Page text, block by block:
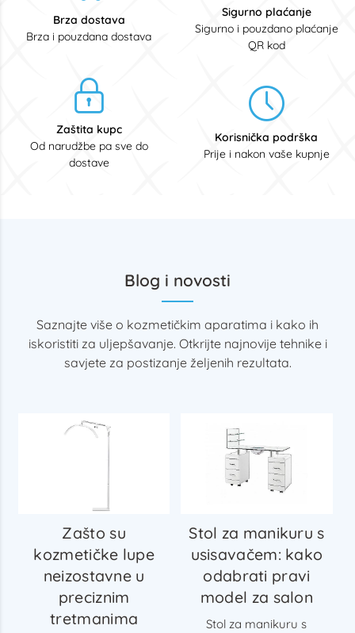
Brza dostava
Brza i pouzdana dostava
Sigurno plaćanje
Sigurno i pouzdano plaćanje
QR kod
Zaštita kupc
Od narudžbe pa sve do
dostave
Korisnička podrška
Prije i nakon vaše kupnje
Blog i novosti
Saznajte više o kozmetičkim aparatima i kako ih
iskoristiti za uljepšavanje. Otkrijte najnovije tehnike i
savjete za postizanje željenih rezultata.
Zašto su
kozmetičke lupe
neizostavne u
preciznim
tretmanima
Stol za manikuru s
usisavačem: kako
odabrati pravi
model za salon
Stol za manikuru s